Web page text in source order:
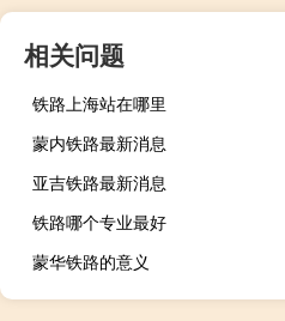
相关问题
铁路上海站在哪里
蒙内铁路最新消息
亚吉铁路最新消息
铁路哪个专业最好
蒙华铁路的意义